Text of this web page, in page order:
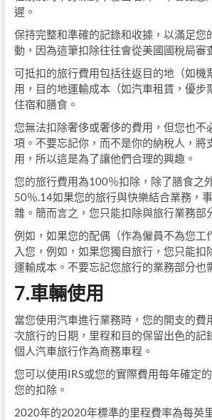
遲。
保持完整和準確的記錄和收據，以滿足您
動，因為這筆扣除往往會從美國國稅局審
可抵扣的旅行費用包括往返目的地（如機
用，目的地運輸成本（如汽車租賃，優步
住宿和膳食。
您無法扣除奢侈或奢侈的費用，但您也不
項。不要忘記你，而不是你的納稅人，將
用，所以這是為了讓他們合理的興趣。
您的旅行費用為100％扣除，除了膳食之
50％.14如果您的旅行與快樂結合業務，
雜。簡而言之，您只能扣除與旅行業務部
例如，如果您的配偶（作為僱員不為您工
入您，例如，如果您獨自旅行，您只能扣
運輸成本。不要忘記您旅行的業務部分也
7.車輛使用
當您使用汽車進行業務時，您的開支的費
次旅行的日期，里程和目的保留出色的記
個人汽車旅行作為商務車程。
您可以使用IRS或您的實際費用每年確定
您的扣除。
2020年的2020年標準的里程費率為每英